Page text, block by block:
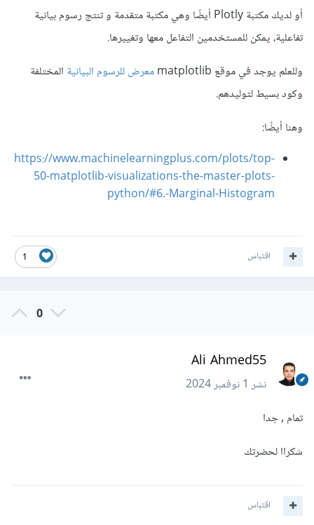
أو لديك مكتبة Plotly أيضًا وهي مكتبة متقدمة و تنتج رسوم بيانية
تفاعلية، يمكن للمستخدمين التفاعل معها وتغييرها.
وللعلم يوجد في موقع matplotlib
معرض للرسوم البيانيةالمختلفة
وكود بسيط لتوليدهم.
وهنا أيضًا:
https://www.machinelearningplus.com/plots/top-
50-matplotlib-visualizations-the-master-plots-
python/#6.-Marginal-Histogram
1 اقتباس
0
Ali Ahmed55
نشر1 نوفمبر 2024
تمام , جدا
شكراا لحضرتك
اقتباس